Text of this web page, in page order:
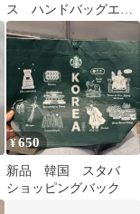
ス ハンドバッグエコ
バッグランチバッグ
ネイビー
¥650
新品 韓国 スタバ
ショッピングバック